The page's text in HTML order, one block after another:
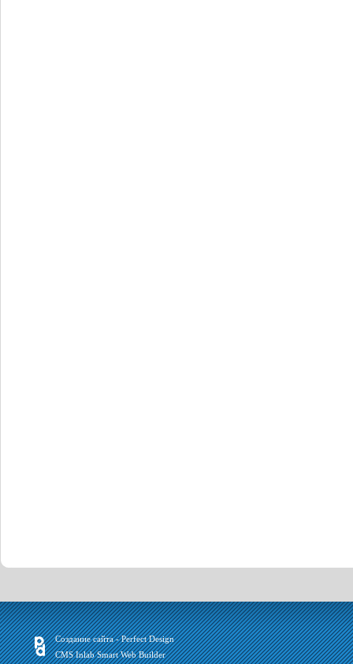
Создание сайта - Perfect Design
CMS Inlab Smart Web Builder